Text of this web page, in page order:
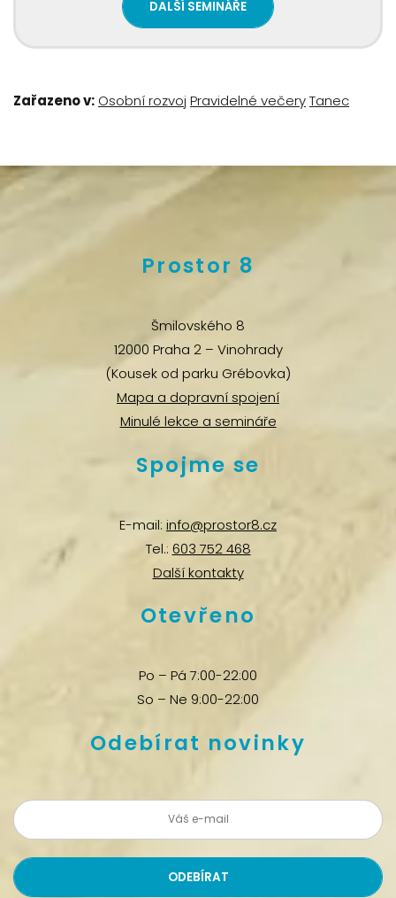
DALŠÍ SEMINÁŘE
Zařazeno v: Osobní rozvoj Pravidelné večeryTanec
Prostor 8
Šmilovského 8
12000 Praha 2 – Vinohrady
(Kousek od parku Grébovka)
Mapa a dopravní spojení
Minulé lekce a semináře
Spojme se
E-mail: info@prostor8.cz
Tel.: 603 752 468
Další kontakty
Otevřeno
Po – Pá 7:00-22:00
So – Ne 9:00-22:00
Odebírat novinky